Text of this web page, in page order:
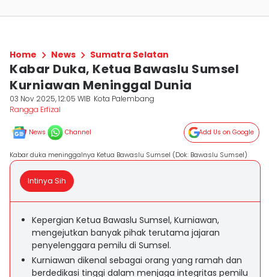
Home News Sumatra Selatan
Kabar Duka, Ketua Bawaslu Sumsel
Kurniawan Meninggal Dunia
03 Nov 2025, 12:05 WIB Kota Palembang
Rangga Erfizal
News Channel Add Us on Google
Kabar duka meninggalnya Ketua Bawaslu Sumsel (Dok: Bawaslu Sumsel)
Intinya Sih
Kepergian Ketua Bawaslu Sumsel, Kurniawan,
mengejutkan banyak pihak terutama jajaran
penyelenggara pemilu di Sumsel.
Kurniawan dikenal sebagai orang yang ramah dan
berdedikasi tinggi dalam menjaga integritas pemilu